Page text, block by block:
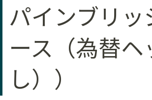
パインブリ
ース（為替
し））